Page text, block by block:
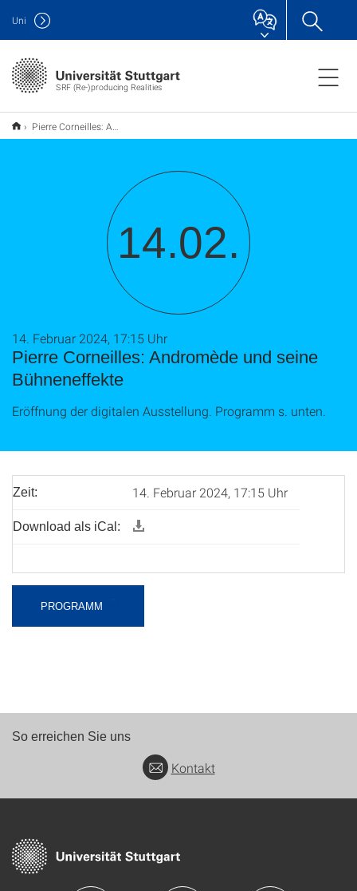
SRF (Re-)producing Realities
Uni
Pierre Corneilles: Andromède und seine Bühneneffekte
14.02.
Pierre Corneilles: Andromède und seine
Bühneneffekte
14. Februar 2024, 17:15 Uhr
Eröffnung der digitalen Ausstellung. Programm s. unten.
Zeit: 14. Februar 2024, 17:15 Uhr
Download als iCal:
PROGRAMM
So erreichen Sie uns
Kontakt